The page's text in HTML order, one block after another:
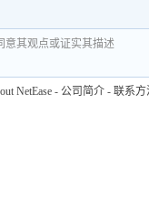
意其观点或证实其描述
NetEase - 公司简介 - 联系方